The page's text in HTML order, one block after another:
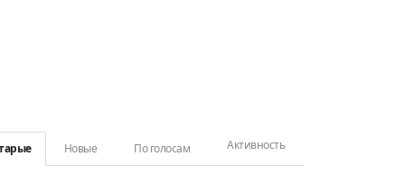
Активность
По голосам
Новые